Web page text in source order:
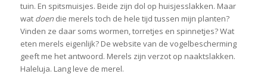
tuin. En spitsmuisjes. Beide zijn dol op huisjesslakken. Maar
wat doendie merels toch de hele tijd tussen mijn planten?
Vinden ze daar soms wormen, torretjes en spinnetjes? Wat
eten merels eigenlijk? De website van de vogelbescherming
geeft me het antwoord. Merels zijn verzot op naaktslakken.
Haleluja. Lang leve de merel.